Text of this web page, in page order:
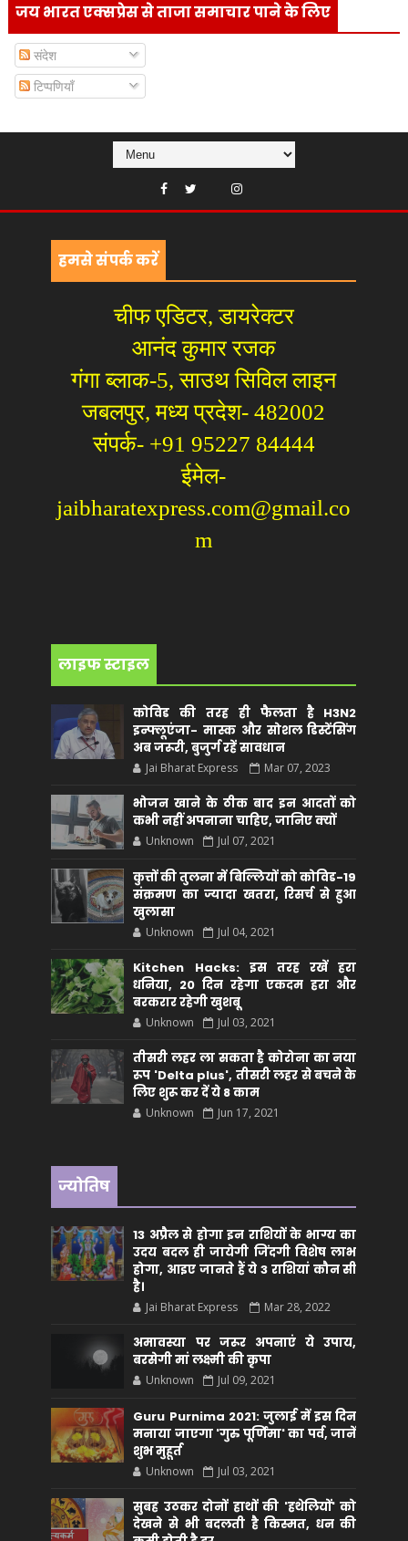
जय भारत एक्सप्रेस से ताजा समाचार पाने के लिए
संदेश
टिप्पणियाँ
हमसे संपर्क करें
चीफ एडिटर, डायरेक्टर
आनंद कुमार रजक
गंगा ब्लाक-5, साउथ सिविल लाइन
जबलपुर, मध्य प्रदेश- 482002
संपर्क- +91 95227 84444
ईमेल-
jaibharatexpress.com@gmail.co
m
लाइफ स्टाइल
कोविड की तरह ही फैलता है H3N2
इन्फ्लूएंजा- मास्क और सोशल डिस्टेंसिंग
अब जरूरी, बुजुर्ग रहें सावधान
Jai Bharat Express Mar 07, 2023
भोजन खाने के ठीक बाद इन आदतों को
कभी नहीं अपनाना चाहिए, जानिए क्यों
Unknown Jul 07, 2021
कुत्तों की तुलना में बिल्लियों को कोविड-19
संक्रमण का ज्यादा खतरा, रिसर्च से हुआ
खुलासा
Unknown Jul 04, 2021
Kitchen Hacks: इस तरह रखें हरा
धनिया, 20 दिन रहेगा एकदम हरा और
बरकरार रहेगी खुशबू
Unknown Jul 03, 2021
तीसरी लहर ला सकता है कोरोना का नया
रूप 'Delta plus', तीसरी लहर से बचने के
लिए शुरू कर दें ये 8 काम
Unknown Jun 17, 2021
ज्योतिष
13 अप्रैल से होगा इन राशियों के भाग्य का
उदय बदल ही जायेगी जिंदगी विशेष लाभ
होगा, आइए जानते हैं ये 3 राशियां कौन सीं
है।
Jai Bharat Express Mar 28, 2022
अमावस्या पर जरूर अपनाएं ये उपाय,
बरसेगी मां लक्ष्मी की कृपा
Unknown Jul 09, 2021
Guru Purnima 2021: जुलाई में इस दिन
मनाया जाएगा 'गुरु पूर्णिमा' का पर्व, जानें
शुभ मुहूर्त
Unknown Jul 03, 2021
सुबह उठकर दोनों हाथों की 'हथेलियों' को
देखने से भी बदलती है किस्मत, धन की